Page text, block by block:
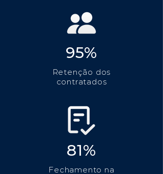
95%
Retenção dos
contratados
81%
Fechamento na